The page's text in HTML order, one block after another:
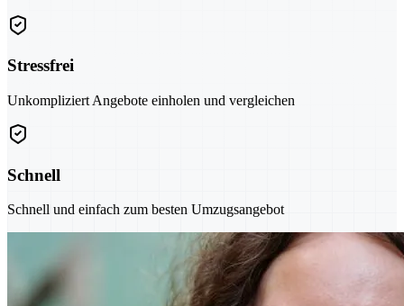
Stressfrei
Unkompliziert Angebote einholen und vergleichen
Schnell
Schnell und einfach zum besten Umzugsangebot